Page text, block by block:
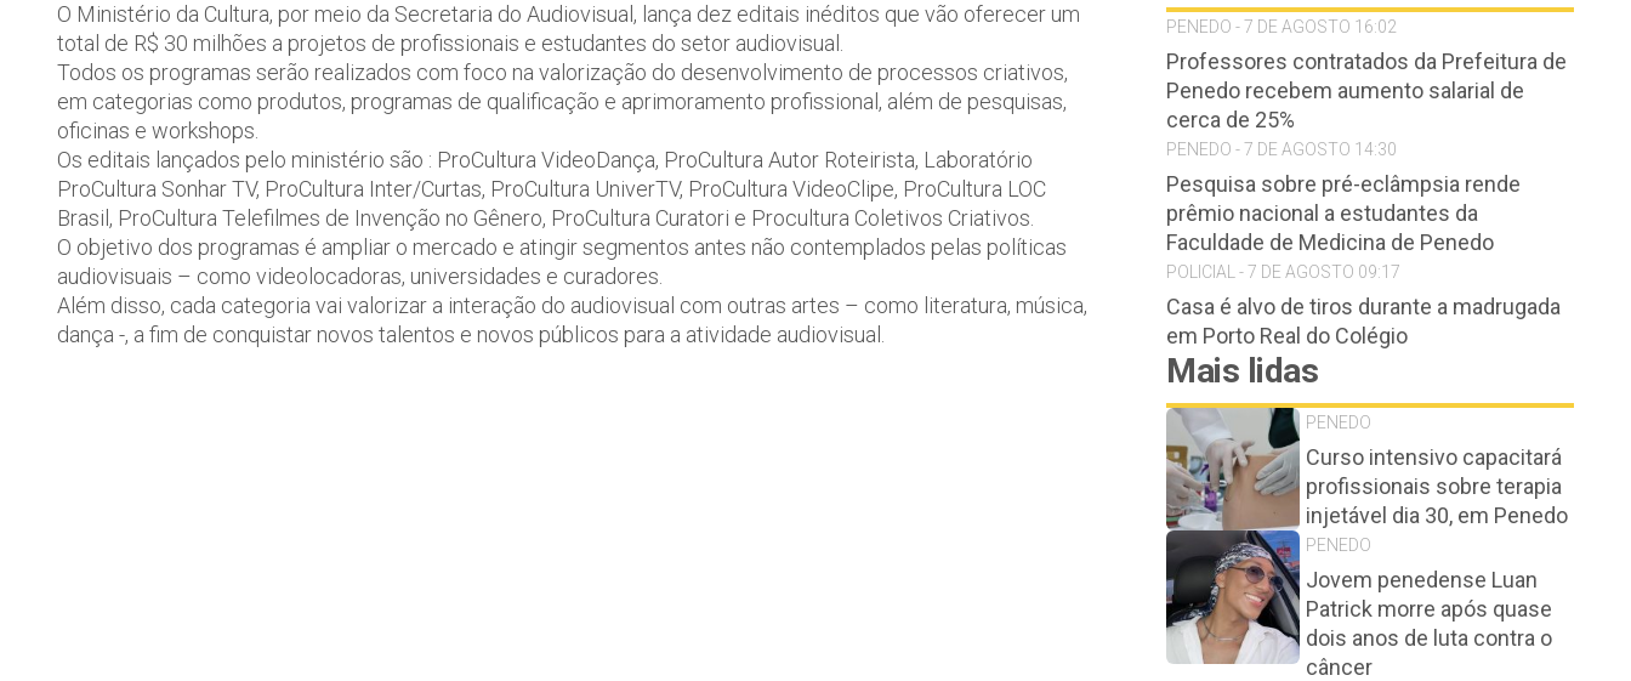
O Ministério da Cultura, por meio da Secretaria do Audiovisual, lança dez editais inéditos que vão oferecer um
total de R$ 30 milhões a projetos de profissionais e estudantes do setor audiovisual.
Todos os programas serão realizados com foco na valorização do desenvolvimento de processos criativos,
em categorias como produtos, programas de qualificação e aprimoramento profissional, além de pesquisas,
oficinas e workshops.
Os editais lançados pelo ministério são : ProCultura VideoDança, ProCultura Autor Roteirista, Laboratório
ProCultura Sonhar TV, ProCultura Inter/Curtas, ProCultura UniverTV, ProCultura VideoClipe, ProCultura LOC
Brasil, ProCultura Telefilmes de Invenção no Gênero, ProCultura Curatori e Procultura Coletivos Criativos.
O objetivo dos programas é ampliar o mercado e atingir segmentos antes não contemplados pelas políticas
audiovisuais – como videolocadoras, universidades e curadores.
Além disso, cada categoria vai valorizar a interação do audiovisual com outras artes – como literatura, música,
dança -, a fim de conquistar novos talentos e novos públicos para a atividade audiovisual.
PENEDO - 7 DE AGOSTO 16:02
Professores contratados da Prefeitura de
Penedo recebem aumento salarial de
cerca de 25%
PENEDO - 7 DE AGOSTO 14:30
Pesquisa sobre pré-eclâmpsia rende
prêmio nacional a estudantes da
Faculdade de Medicina de Penedo
POLICIAL - 7 DE AGOSTO 09:17
Casa é alvo de tiros durante a madrugada
em Porto Real do Colégio
Mais lidas
PENEDO
Curso intensivo capacitará
profissionais sobre terapia
injetável dia 30, em Penedo
PENEDO
Jovem penedense Luan
Patrick morre após quase
dois anos de luta contra o
câncer